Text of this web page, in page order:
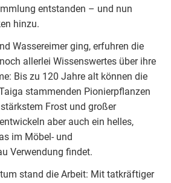
entstanden – und nun
hinzu.
Wassereimer ging, erfuhren die
allerlei Wissenswertes über ihre
Bis zu 120 Jahre alt können die
stammenden Pionierpflanzen
Frost und großer
aber auch ein helles,
im Möbel- und
Verwendung findet.
stand die Arbeit: Mit tatkräftiger